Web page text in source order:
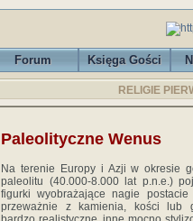
Forum Księga Gości
RELIGIE
Paleolityczne Wenus
Na terenie Europy i Azji w okresie
paleolitu (40.000-8.000 lat p.n.e.)
figurki wyobrażające nagie postacie
przeważnie z kamienia, kości lub